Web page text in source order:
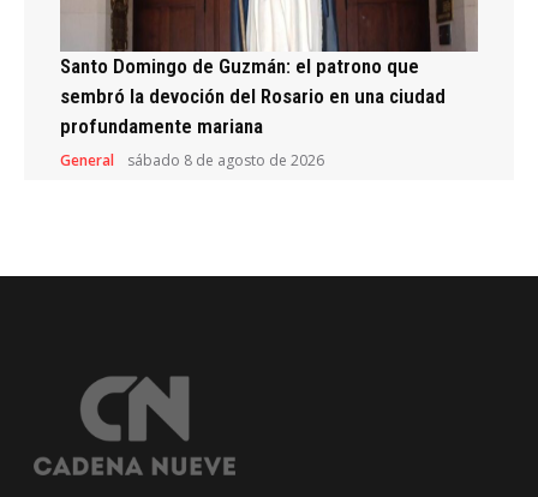
Santo Domingo de Guzmán: el patrono que
sembró la devoción del Rosario en una ciudad
profundamente mariana
General sábado 8 de agosto de 2026